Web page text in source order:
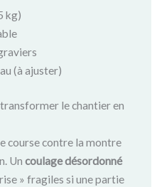
kg)
(à ajuster)
le chantier en
course contre la montre
Uncoulage désordonné
» fragiles si une partie